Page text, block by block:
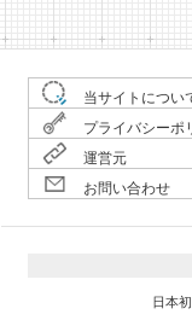
当サイトについ
プライバシーポ
運営元
お問い合わせ
日本